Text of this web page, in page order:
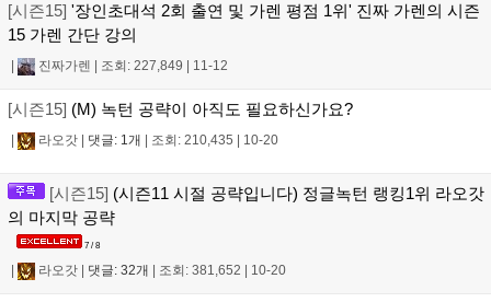
[시즌15] '장인초대석 2회 출연 및 가렌 평점 1위' 진짜 가렌의 시즌
15 가렌 간단 강의
진짜가렌 조회: 227,849 11-12
[시즌15] (M) 녹턴 공략이 아직도 필요하신가요?
라오갓 댓글: 1개 조회: 210,435 10-20
[시즌15] (시즌11 시절 공략입니다) 정글녹턴 랭킹1위 라오갓
의 마지막 공략
7 / 8
| 라오갓 | 댓글: 32개 | 조회: 381,652 | 10-20